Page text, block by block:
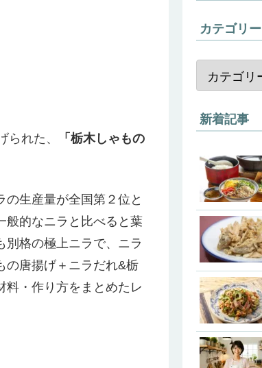
れた、
「栃木しゃもの
の生産量が全国第２位と
般的なニラと比べると葉
格の極上ニラで、ニラ
の唐揚げ＋ニラだれ&栃
料・作り方をまとめたレ
カテゴリー
新着記事